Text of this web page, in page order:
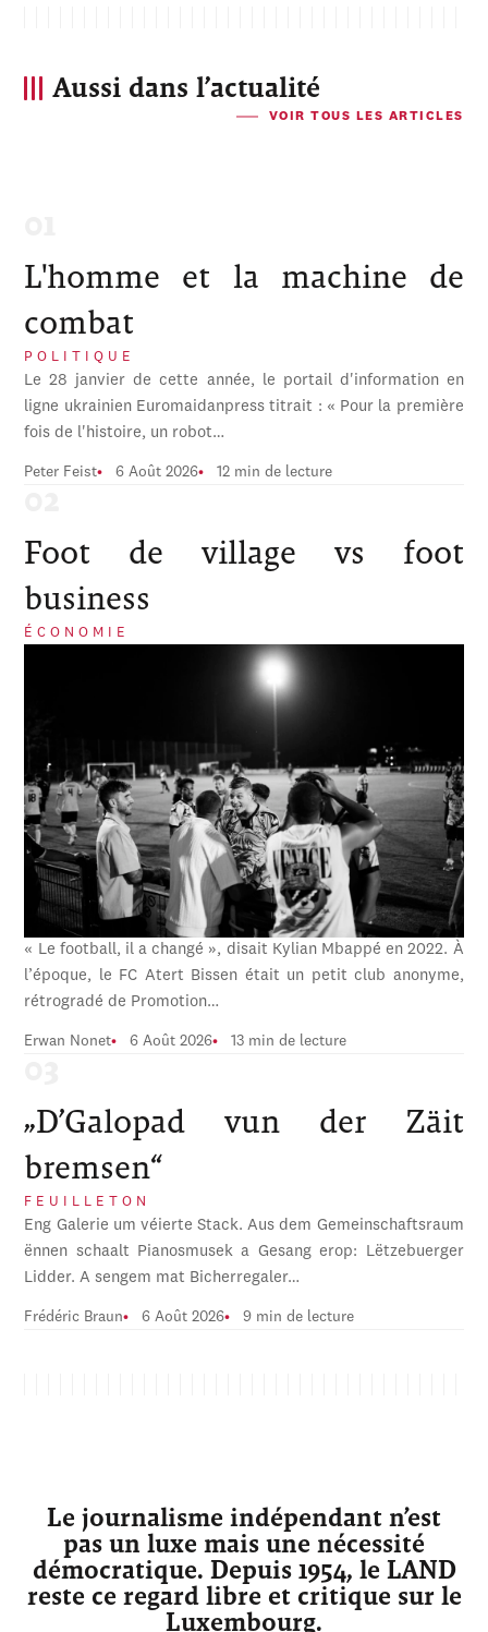
Aussi dans l’actualité
VOIR TOUS LES ARTICLES
L'homme et la machine de
combat
POLITIQUE
Le 28 janvier de cette année, le portail d'information en
ligne ukrainien Euromaidanpress titrait : « Pour la première
fois de l'histoire, un robot…
Peter Feist 6 Août 2026 12 min de lecture
Foot de village vs foot
business
ÉCONOMIE
« Le football, il a changé », disait Kylian Mbappé en 2022. À
l’époque, le FC Atert Bissen était un petit club anonyme,
rétrogradé de Promotion…
Erwan Nonet 6 Août 2026 13 min de lecture
„D’Galopad vun der Zäit
bremsen“
FEUILLETON
Eng Galerie um véierte Stack. Aus dem Gemeinschaftsraum
ënnen schaalt Pianosmusek a Gesang erop: Lëtzebuerger
Lidder. A sengem mat Bicherregaler…
Frédéric Braun 6 Août 2026 9 min de lecture
Le journalisme indépendant n’est
pas un luxe mais une nécessité
démocratique. Depuis 1954, le LAND
reste ce regard libre et critique sur le
Luxembourg.